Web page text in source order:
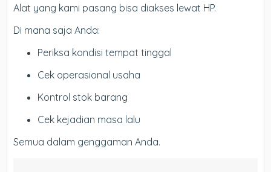
Alat yang kami pasang bisa diakses lewat HP.
Di mana saja Anda:
Periksa kondisi tempat tinggal
Cek operasional usaha
Kontrol stok barang
Cek kejadian masa lalu
Semua dalam genggaman Anda.